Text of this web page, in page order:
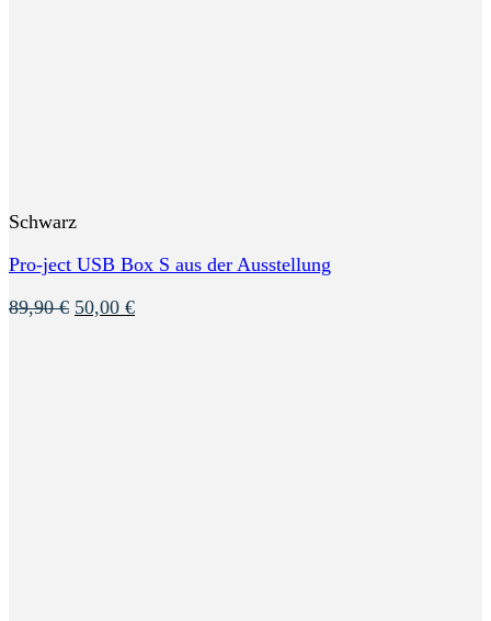
Schwarz
Pro-ject USB Box S aus der Ausstellung
89,90€ Ursprünglicher
50,00 €Aktueller